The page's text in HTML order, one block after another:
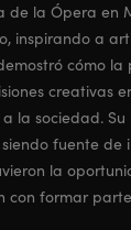
de la Ópera en
inspirando a
cómo
creativas
la sociedad. Su
fuente de
la
con formar